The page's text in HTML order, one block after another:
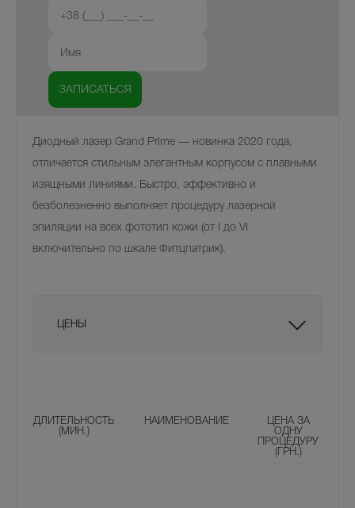
Диодный лазер Grand Prime — новинка 2020 года,
отличается стильным элегантным корпусом с плавными
изящными линиями. Быстро, эффективно и
безболезненно выполняет процедуру лазерной
эпиляции на всех фототип кожи (от I до VI
включительно по шкале Фитцпатрик).
ЦЕНЫ
ДЛИТЕЛЬНОСТЬ
(МИН.)
НАИМЕНОВАНИЕ
ЦЕНА ЗА
ОДНУ
ПРОЦЕДУРУ
(ГРН.)